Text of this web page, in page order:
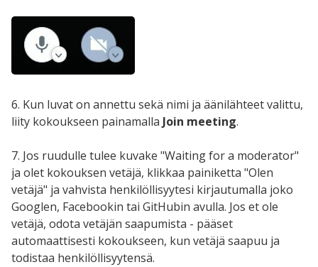
6. Kun luvat on annettu sekä nimi ja äänilähteet valittu,
liity kokoukseen painamalla Join meeting.
7. Jos ruudulle tulee kuvake "Waiting for a moderator"
ja olet kokouksen vetäjä, klikkaa painiketta "Olen
vetäjä" ja vahvista henkilöllisyytesi kirjautumalla joko
Googlen, Facebookin tai GitHubin avulla. Jos et ole
vetäjä, odota vetäjän saapumista - pääset
automaattisesti kokoukseen, kun vetäjä saapuu ja
todistaa henkilöllisyytensä.